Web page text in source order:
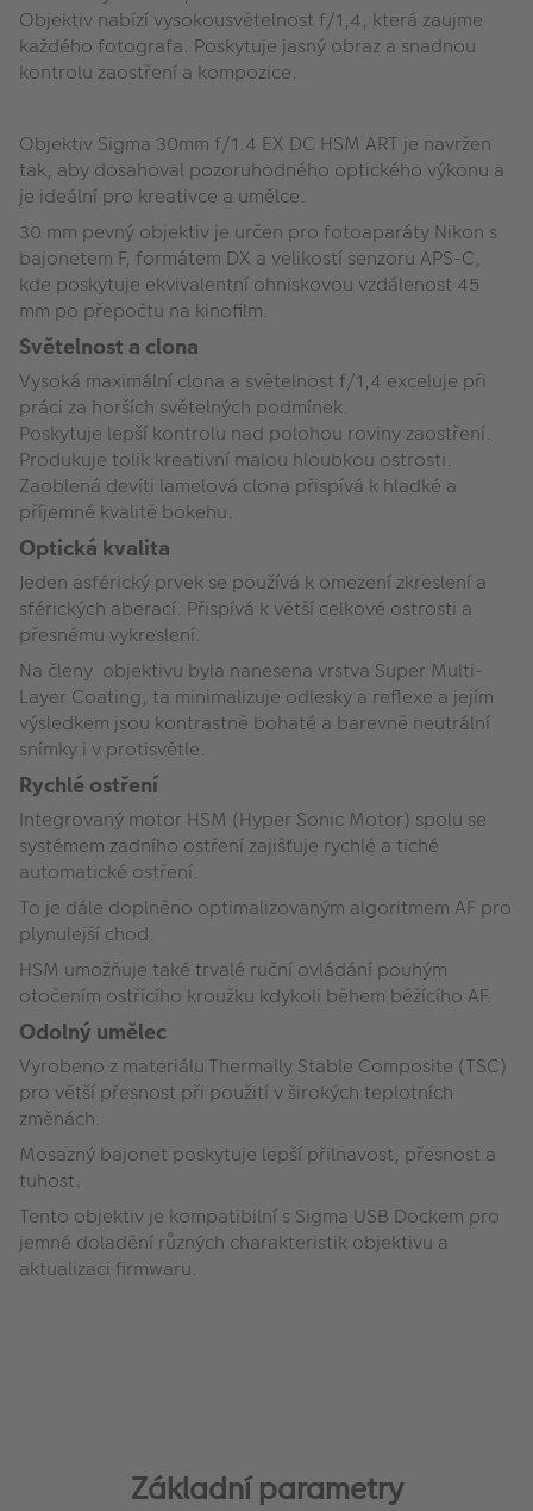
Objektiv nabízí vysokousvětelnost f/1,4, která zaujme
každého fotografa. Poskytuje jasný obraz a snadnou
kontrolu zaostření a kompozice.
Objektiv Sigma 30mm f/1.4 EX DC HSM ART je navržen
tak, aby dosahoval pozoruhodného optického výkonu a
je ideální pro kreativce a umělce.
30 mm pevný objektiv je určen pro fotoaparáty Nikon s
bajonetem F, formátem DX a velikostí senzoru APS-C,
kde poskytuje ekvivalentní ohniskovou vzdálenost 45
mm po přepočtu na kinofilm.
Světelnost a clona
Vysoká maximální clona a světelnost f/1,4 exceluje při
práci za horších světelných podmínek.
Poskytuje lepší kontrolu nad polohou roviny zaostření.
Produkuje tolik kreativní malou hloubkou ostrosti.
Zaoblená devíti lamelová clona přispívá k hladké a
příjemné kvalitě bokehu.
Optická kvalita
Jeden asférický prvek se používá k omezení zkreslení a
sférických aberací. Přispívá k větší celkové ostrosti a
přesnému vykreslení.
Na členy objektivu byla nanesena vrstva Super Multi-
Layer Coating, ta minimalizuje odlesky a reflexe a jejím
výsledkem jsou kontrastně bohaté a barevně neutrální
snímky i v protisvětle.
Rychlé ostření
Integrovaný motor HSM (Hyper Sonic Motor) spolu se
systémem zadního ostření zajišťuje rychlé a tiché
automatické ostření.
To je dále doplněno optimalizovaným algoritmem AF pro
plynulejší chod.
HSM umožňuje také trvalé ruční ovládání pouhým
otočením ostřícího kroužku kdykoli během běžícího AF.
Odolný umělec
Vyrobeno z materiálu Thermally Stable Composite (TSC)
pro větší přesnost při použití v širokých teplotních
změnách.
Mosazný bajonet poskytuje lepší přilnavost, přesnost a
tuhost.
Tento objektiv je kompatibilní s Sigma USB Dockem pro
jemné doladění různých charakteristik objektivu a
aktualizaci firmwaru.
Základní parametry